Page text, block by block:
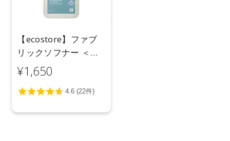
【ecostore】ファブ
リックソフナー ＜無
香料＞1L
¥1,650